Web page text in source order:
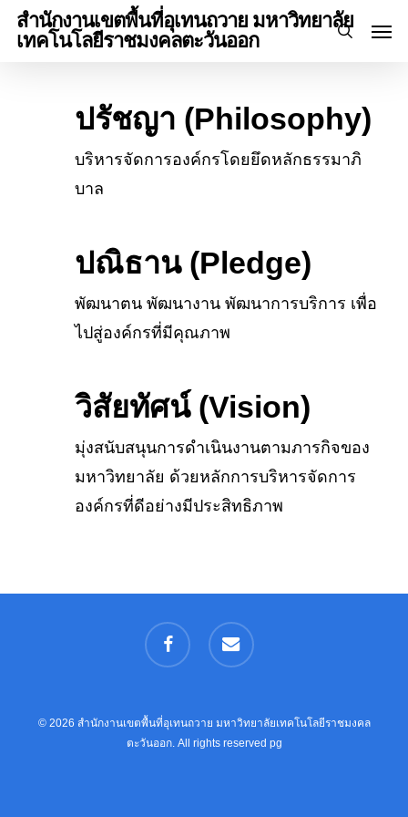
Skipสำนักงานเขตพื้นที่อุเทนถวาย มหาวิทยาลัย
เทคโนโลยีราชมงคลตะวันออก
search
ปรัชญา (Philosophy)
บริหารจัดการองค์กรโดยยึดหลักธรรมาภิ
บาล
ปณิธาน (Pledge)
พัฒนาตน พัฒนางาน พัฒนาการบริการ เพื่อ
ไปสู่องค์กรที่มีคุณภาพ
วิสัยทัศน์ (Vision)
มุ่งสนับสนุนการดำเนินงานตามภารกิจของ
มหาวิทยาลัย ด้วยหลักการบริหารจัดการ
องค์กรที่ดีอย่างมีประสิทธิภาพ
facebook email
© 2026 สำนักงานเขตพื้นที่อุเทนถวาย มหาวิทยาลัยเทคโนโลยีราชมงคล
ตะวันออก. All rights reserved pg